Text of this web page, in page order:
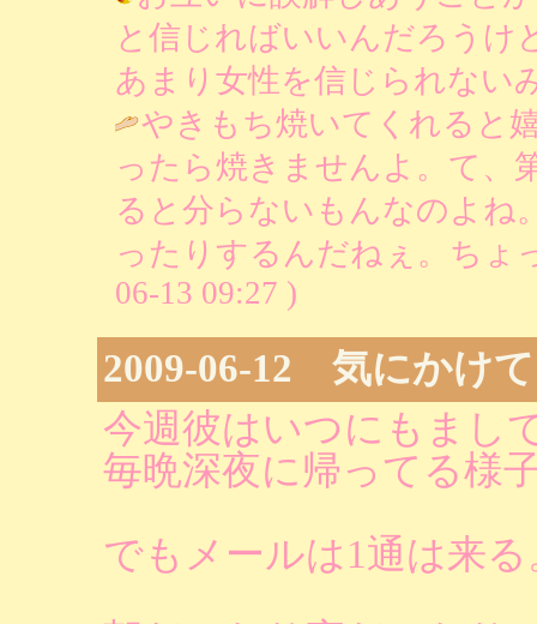
と信じればいいんだろうけ
あまり女性を信じられない
やきもち焼いてくれると
ったら焼きませんよ。て、
ると分らないもんなのよね
ったりするんだねぇ。ちょ
06-13 09:27 )
2009-06-12 気にかけ
今週彼はいつにもまし
毎晩深夜に帰ってる様
でもメールは1通は来る